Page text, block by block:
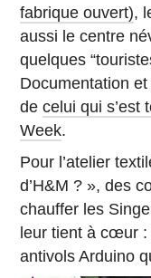
fabrique ouvert),
aussi le centre
quelques
Documentation
decelui qui s’est
Week.
Pour l’atelier
d’H&M ? », des
chauffer les
leur tient à cœur
antivols Arduino